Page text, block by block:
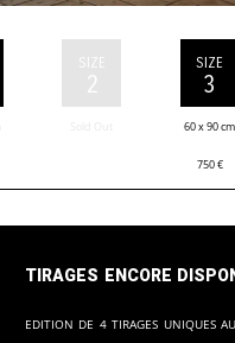
SIZE
2
SIZE
3
60 x 90 cm
750€
Tirages encore
Edition de 4 tirages uniques